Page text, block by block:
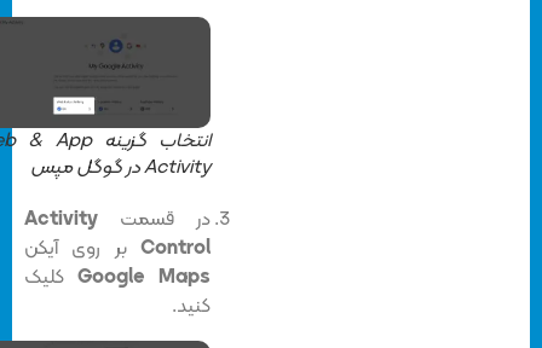
انتخاب گزینه Web & App
Activity در گوگل مپس
در قسمتActivity
Controlبر روی آیکن
Google Mapsکلیک
کنید.